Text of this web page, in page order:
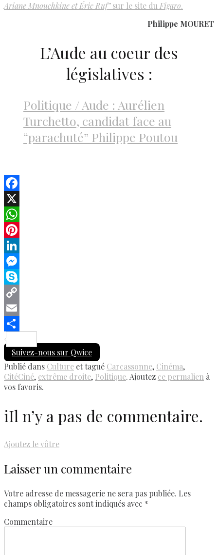
Ariane Mnouchkine et Éric Ruf”sur le site du Figaro.
Philippe MOURET
L’Aude au coeur des
législatives :
Politique / Aude : Aurélien
Turchetto, candidat face au
“parachuté” Philippe Poutou
Facebook
X
WhatsApp
Pinterest
LinkedIn
Messenger
Skype
Copy
Link
Email
Suivez-nous sur Qwice
Publié dans Culture et tagué Carcassonne, Cinéma,
CitéCiné, extrême droite, Politique. Ajoutez ce permalien à
vos favoris.
iIl n’y a pas de commentaire.
Ajoutez le vôtre
Laisser un commentaire
Votre adresse de messagerie ne sera pas publiée. Les
champs obligatoires sont indiqués avec *
Commentaire